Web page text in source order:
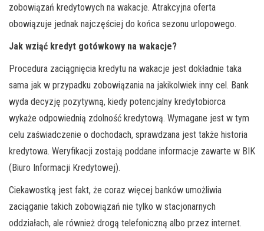
zobowiązań kredytowych na wakacje. Atrakcyjna oferta
obowiązuje jednak najczęściej do końca sezonu urlopowego.
Jak wziąć kredyt gotówkowy na wakacje?
Procedura zaciągnięcia kredytu na wakacje jest dokładnie taka
sama jak w przypadku zobowiązania na jakikolwiek inny cel. Bank
wyda decyzję pozytywną, kiedy potencjalny kredytobiorca
wykaże odpowiednią zdolność kredytową. Wymagane jest w tym
celu zaświadczenie o dochodach, sprawdzana jest także historia
kredytowa. Weryfikacji zostają poddane informacje zawarte w BIK
(Biuro Informacji Kredytowej).
Ciekawostką jest fakt, że coraz więcej banków umożliwia
zaciąganie takich zobowiązań nie tylko w stacjonarnych
oddziałach, ale również drogą telefoniczną albo przez internet.